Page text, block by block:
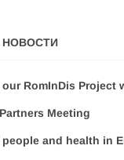
RomInDis Project
Meeting
people and health in